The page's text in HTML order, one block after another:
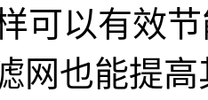
可以有效
网也能提